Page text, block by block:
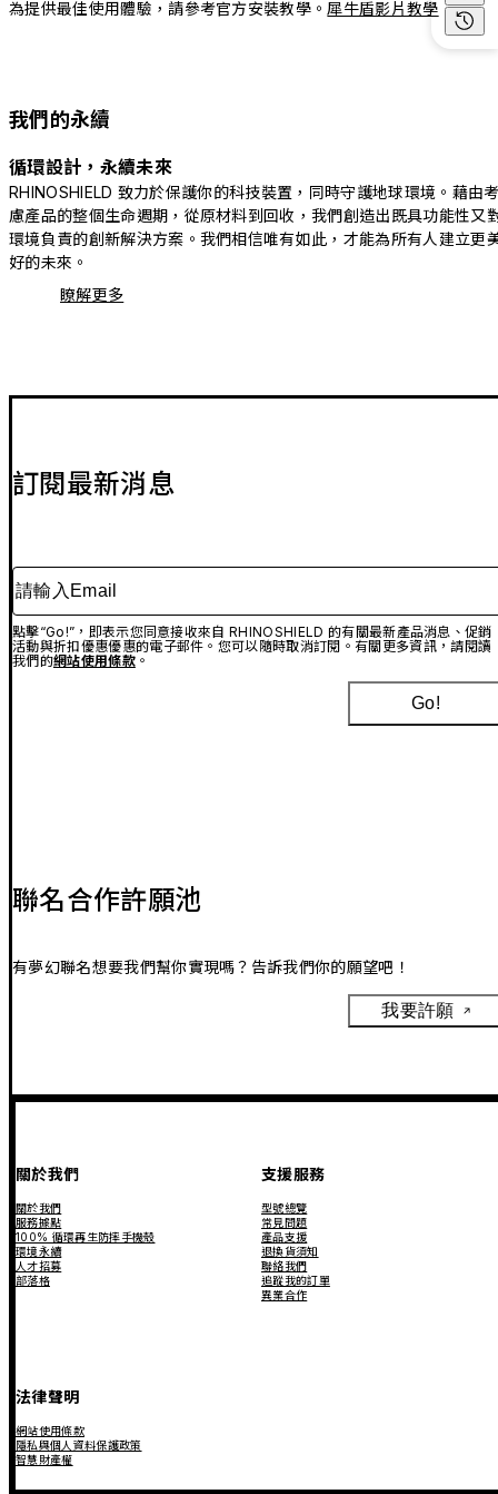
為提供最佳使用體驗，請參考官方安裝教學。 犀牛盾影片教學
我們的永續
循環設計，永續未來
RHINOSHIELD 致力於保護你的科技裝置，同時守護地球環境。藉由
慮產品的整個生命週期，從原材料到回收，我們創造出既具功能性又
環境負責的創新解決方案。我們相信唯有如此，才能為所有人建立更
好的未來。
瞭解更多
訂閱最新消息
請輸入Email
點擊“Go!”，即表示您同意接收來自 RHINOSHIELD 的有關最新產品消息、促銷
活動與折扣優惠優惠的電子郵件。您可以隨時取消訂閱。有關更多資訊，請閱讀
我們的網站使用條款。
Go!
聯名合作許願池
有夢幻聯名想要我們幫你實現嗎？告訴我們你的願望吧！
我要許願
關於我們
關於我們
服務據點
100% 循環再生防摔手機殼
環境永續
人才招募
部落格
支援服務
型號總覽
常見問題
產品支援
退換貨須知
聯絡我們
追蹤我的訂單
異業合作
法律聲明
網站使用條款
隱私與個人資料保護政策
智慧財產權